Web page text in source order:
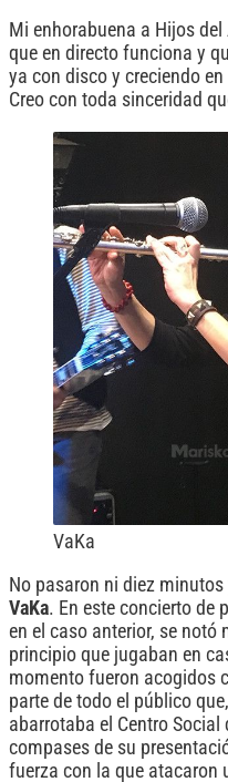
Mi enhorabuena a Hijos
que en directo funciona y
ya con disco y creciendo
Creo con toda sinceridad
VaKa
No pasaron ni diez
VaKa. En este concierto de
en el caso anterior, se notó
principio que jugaban en
momento fueron acogidos
parte de todo el público
abarrotaba el Centro
compases de su
fuerza con la que atacaron